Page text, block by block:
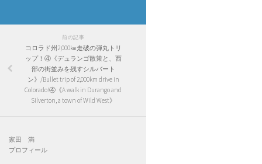
前の記事
コロラド州2,000㎞走破の弾丸トリ
ップ！④《デュランゴ散策と、西
部の街並みを残すシルバート
ン》/Bullet trip of 2,000km drive in
Colorado!④《A walk in Durango and
Silverton, a town of Wild West》
家田 満
プロフィール